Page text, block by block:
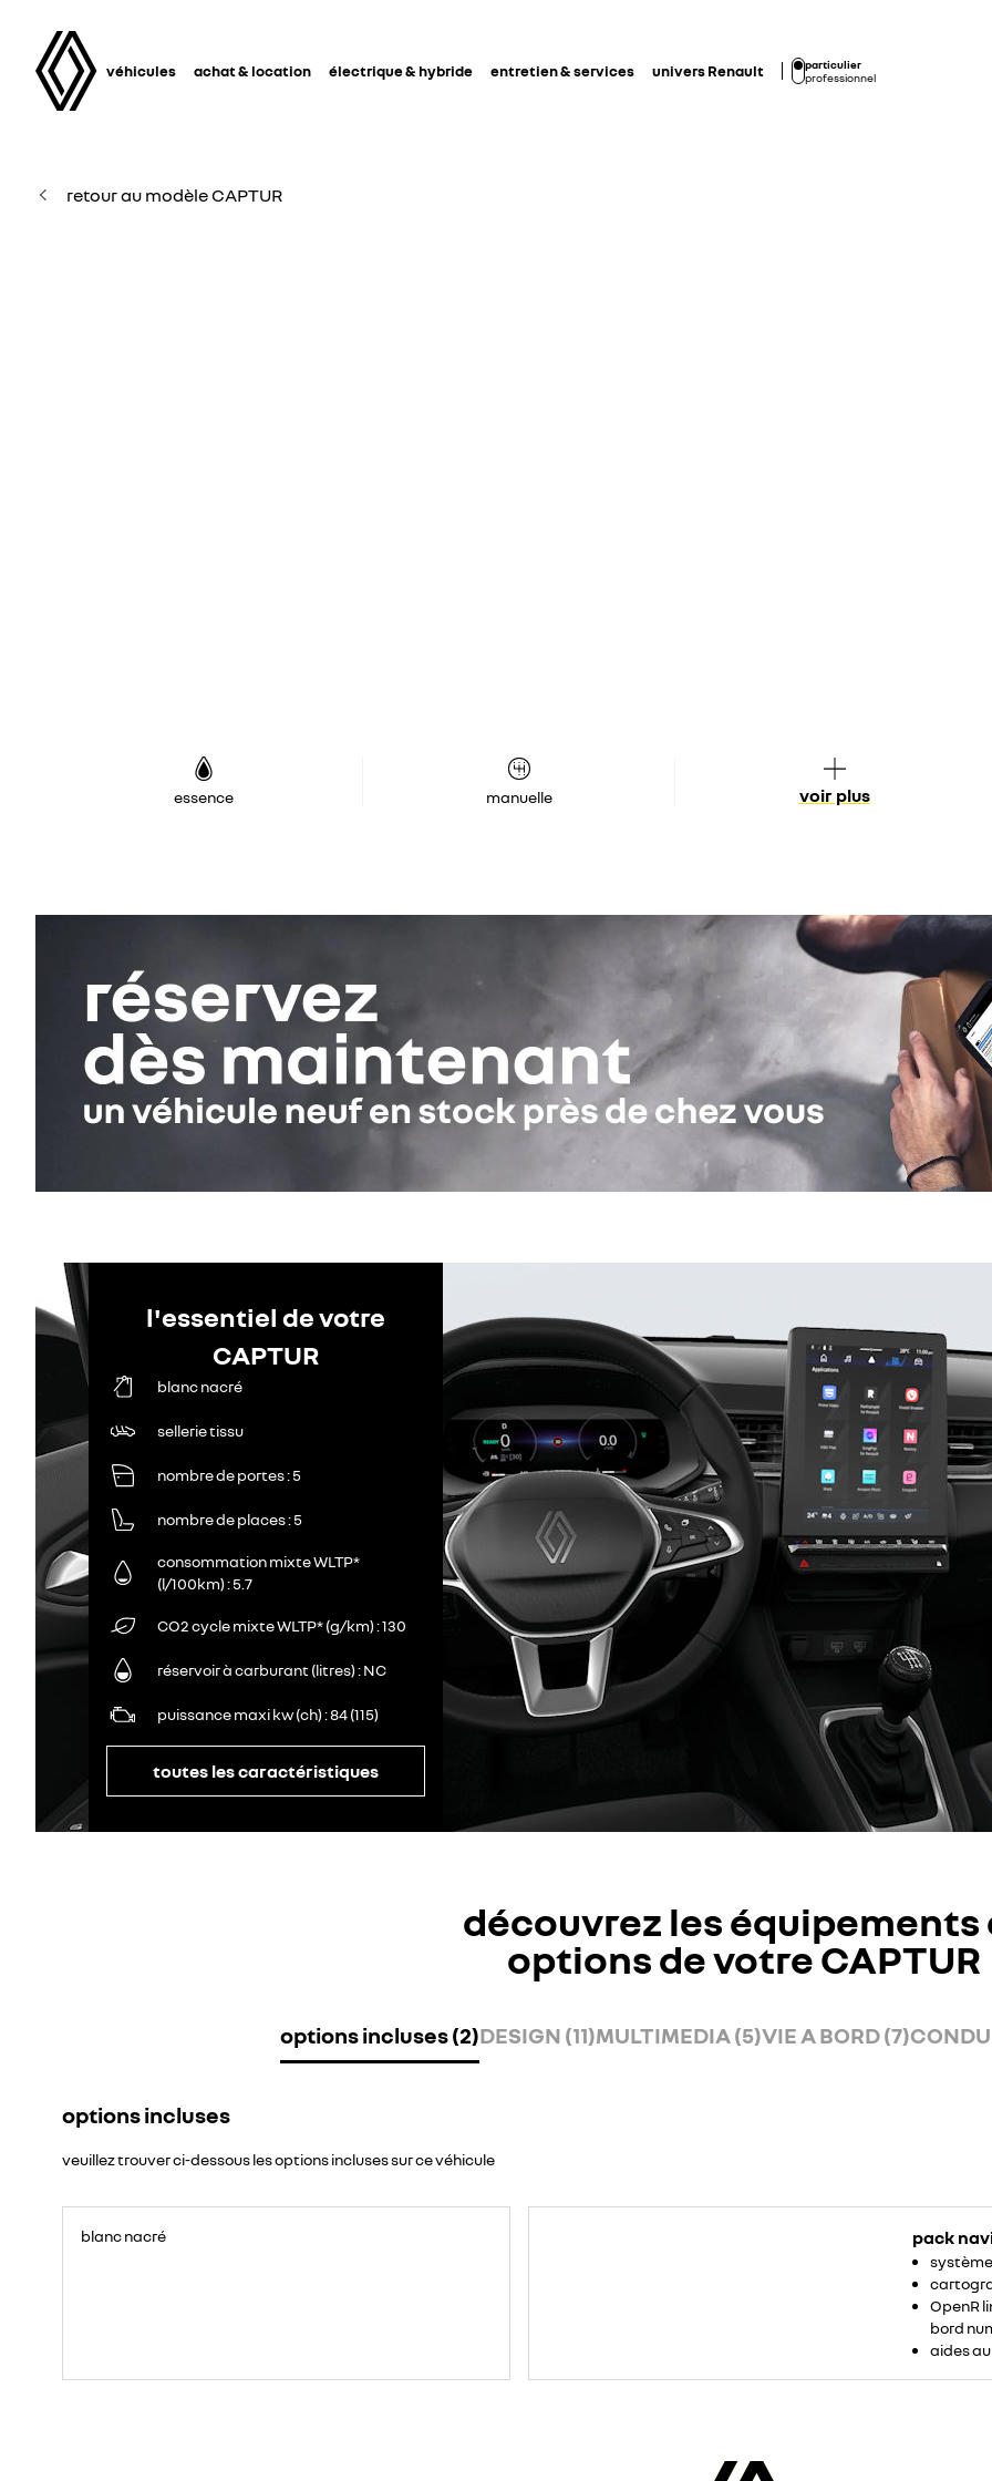
véhicules achat & location électrique & hybride entretien & services univers Renault
particulier
professionnel
retour au modèle CAPTUR
essence manuelle voir plus
l'essentiel de votre
CAPTUR
blanc nacré
sellerie tissu
nombre de portes 5
nombre de places 5
consommation mixte WLTP*
(l/100km) 5.7
CO2 cycle mixte WLTP* (g/km) 130
réservoir à carburant (litres) NC
puissance maxi kw (ch) 84 (115)
toutes les caractéristiques
découvrez les équipements
options de votre CAPTUR
options incluses (2)DESIGN (11)MULTIMEDIA (5)VIE A BORD (7)
options incluses
veuillez trouver ci-dessous les options incluses sur ce véhicule
blanc nacré pack
OpenR
bord
aides